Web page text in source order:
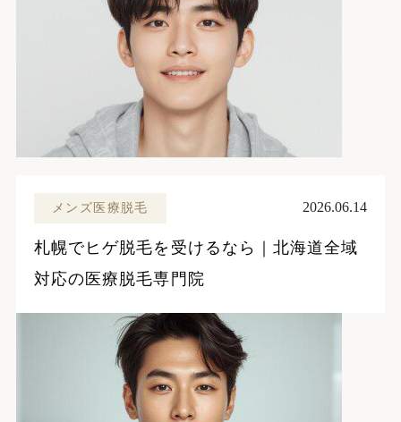
メンズ医療脱毛 2026.06.14
札幌でヒゲ脱毛を受けるなら｜北海道全域
対応の医療脱毛専門院